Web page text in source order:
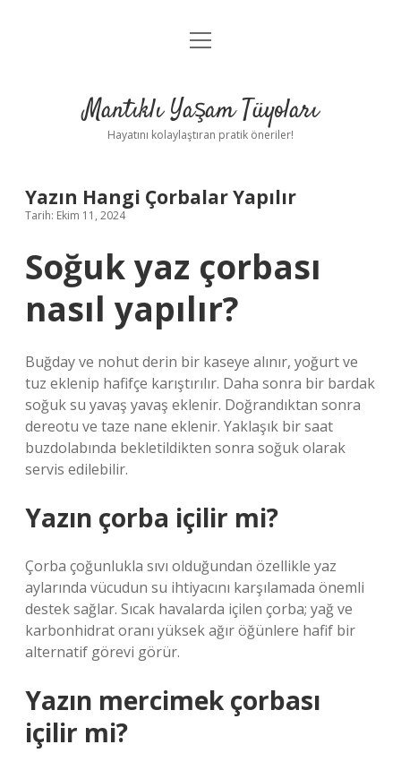
Anasayfa
Yasal Uyarı
menüyü
Mantıklı Yaşam Tüyoları
Hayatını kolaylaştıran pratik öneriler!
Yazın Hangi Çorbalar Yapılır
Tarih: Ekim 11, 2024
Soğuk yaz çorbası
nasıl yapılır?
Buğday ve nohut derin bir kaseye alınır, yoğurt ve
tuz eklenip hafifçe karıştırılır. Daha sonra bir bardak
soğuk su yavaş yavaş eklenir. Doğrandıktan sonra
dereotu ve taze nane eklenir. Yaklaşık bir saat
buzdolabında bekletildikten sonra soğuk olarak
servis edilebilir.
Yazın çorba içilir mi?
Çorba çoğunlukla sıvı olduğundan özellikle yaz
aylarında vücudun su ihtiyacını karşılamada önemli
destek sağlar. Sıcak havalarda içilen çorba; yağ ve
karbonhidrat oranı yüksek ağır öğünlere hafif bir
alternatif görevi görür.
Yazın mercimek çorbası
içilir mi?